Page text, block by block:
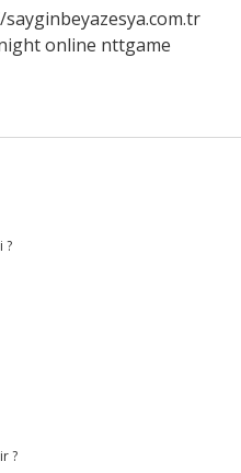
online nttgame
?
?